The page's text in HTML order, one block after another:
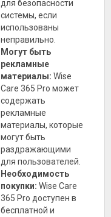
для безопасности
системы, если
использованы
неправильно.
Могут быть
рекламные
материалы: Wise
Care 365 Pro может
содержать
рекламные
материалы, которые
могут быть
раздражающими
для пользователей.
Необходимость
покупки: Wise Care
365 Pro доступен в
бесплатной и